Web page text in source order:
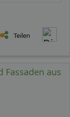
Teilen
Fassaden aus